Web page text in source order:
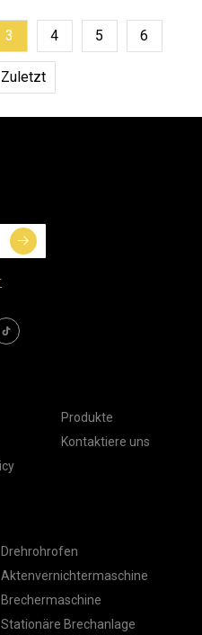
3 4 5 6
Zuletzt
Produkte
Kontaktiere uns
Drehrohrofen
Aktenvernichtermaschine
Brechermaschine
Stationäre Brechanlage